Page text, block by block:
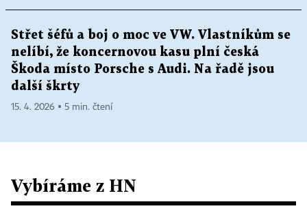
Střet šéfů a boj o moc ve VW. Vlastníkům se
nelíbí, že koncernovou kasu plní česká
Škoda místo Porsche s Audi. Na řadě jsou
další škrty
15. 4. 2026 ▪ 5 min. čtení
Vybíráme z HN